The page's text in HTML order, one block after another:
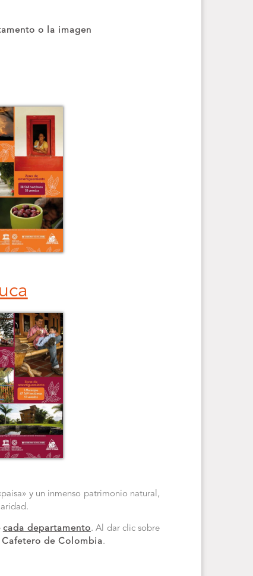
o la imagen
y un inmenso patrimonio natural,
cada departamento. Al dar clic sobre
Cafetero de Colombia.